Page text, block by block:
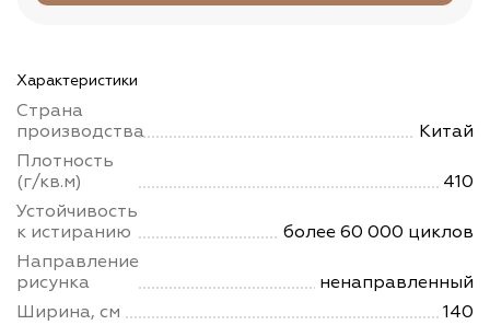
Характеристики
Страна
производства
Китай
Плотность
(г/кв.м)
410
Устойчивость
к истиранию
более 60 000 циклов
Направление
рисунка
ненаправленный
Ширина, см
140